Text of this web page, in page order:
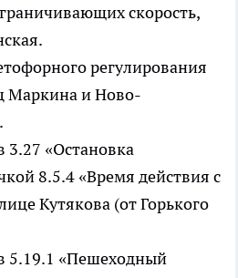
скорость,
регулирования
Маркина и Ново-
3.27 «Остановка
8.5.4 «Время действия с
Кутякова (от Горького
5.19.1 «Пешеходный